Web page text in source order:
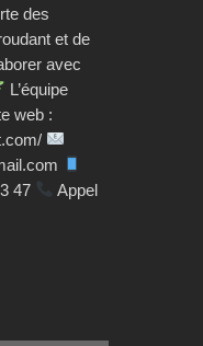
des
et de
avec
L’équipe
web :
47
Appel